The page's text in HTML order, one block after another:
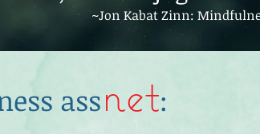
~Jon Kabat Zinn:
assnet: